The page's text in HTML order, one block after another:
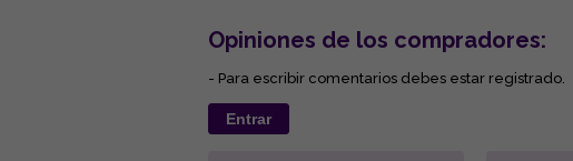
Opiniones de los compradores:
- Para escribir comentarios debes estar registrado.
Entrar